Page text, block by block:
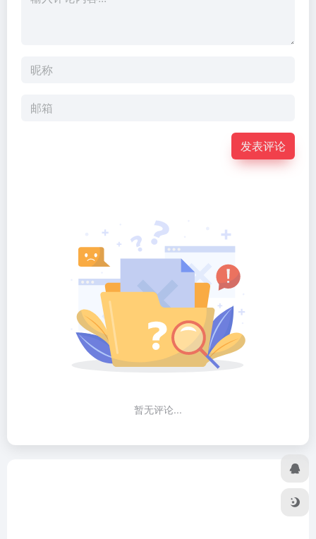
发表评论
暂无评论...